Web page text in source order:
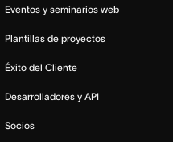
Eventos y seminarios web
Plantillas de proyectos
Éxito del Cliente
Desarrolladores y API
Socios